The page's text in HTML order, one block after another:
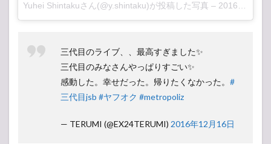
Yuhei Shintakuさん(@y.shintaku)が投稿した写真 – 2016 12月 16 12:49午前 PST
三代目のライブ、、最高すぎました✨
三代目のみなさんやっぱりすごい✨
感動した。幸せだった。帰りたくなかった。 #
三代目jsb #ヤフオク #metropoliz
— TERUMI (@EX24TERUMI) 2016年12月16日